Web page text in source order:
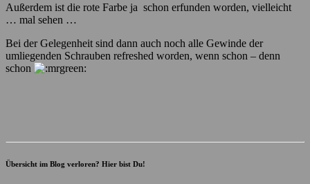
Außerdem ist die rote Farbe ja schon erfunden worden, vielleicht
… mal sehen …
Bei der Gelegenheit sind dann auch noch alle Gewinde der
umliegenden Schrauben refreshed worden, wenn schon – denn
schon
Übersicht im Blog verloren? Hier bist Du!